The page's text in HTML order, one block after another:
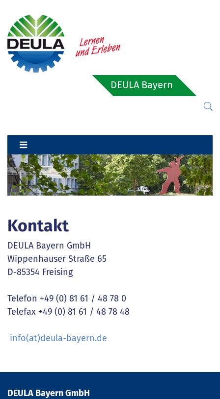
DEULA Bayern
Kontakt
DEULA Bayern GmbH
Wippenhauser Straße 65
D-85354 Freising
Telefon +49 (0) 81 61 / 48 78 0
Telefax +49 (0) 81 61 / 48 78 48
info(at)deula-bayern.de
DEULA Bayern GmbH